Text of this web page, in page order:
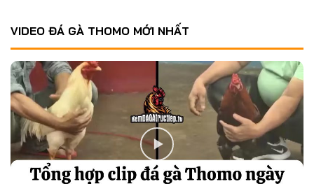
VIDEO ĐÁ GÀ THOMO MỚI NHẤT